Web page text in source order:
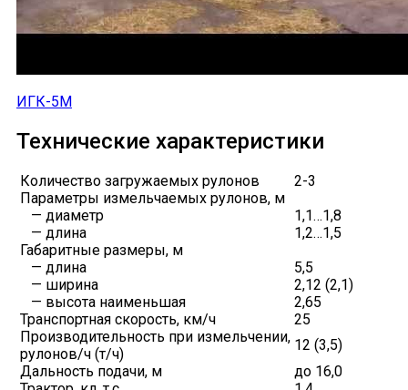
ИГК-5М
Технические характеристики
Количество загружаемых рулонов
2-3
Параметры измельчаемых рулонов, м
— диаметр
1,1…1,8
— длина
1,2…1,5
Габаритные размеры, м
— длина
5,5
— ширина
2,12 (2,1)
— высота наименьшая
2,65
Транспортная скорость, км/ч
25
Производительность при измельчении,
рулонов/ч (т/ч)
12 (3,5)
Дальность подачи, м
до 16,0